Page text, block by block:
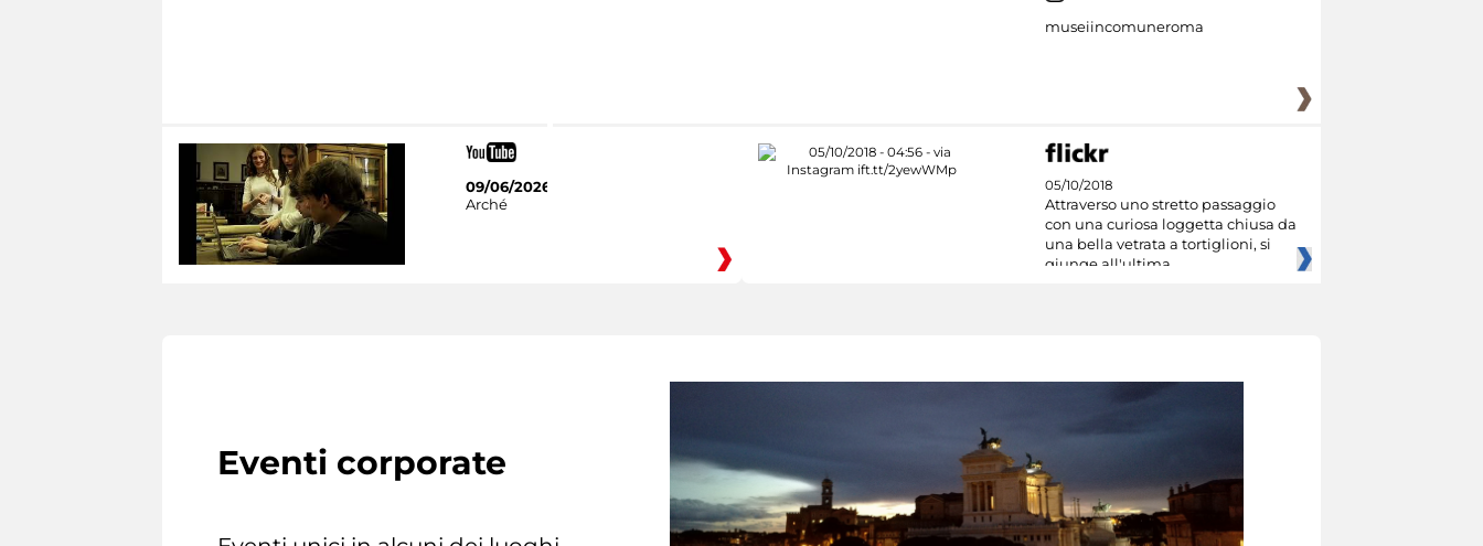
museiincomuneroma
09/06/2026
Arché
05/10/2018
Attraverso uno stretto passaggio
con una curiosa loggetta chiusa da
una bella vetrata a tortiglioni, si
giunge all'ultima
Eventi corporate